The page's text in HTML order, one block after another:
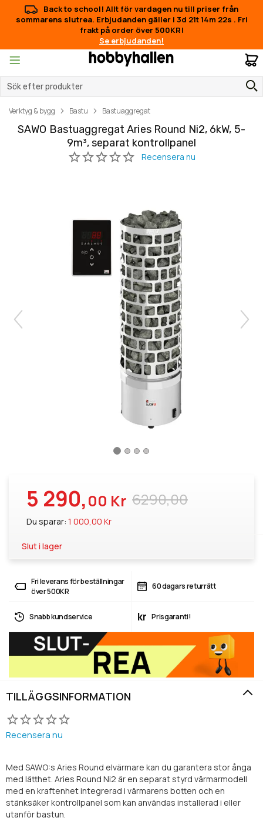
Back to school! Allt för vardagen nu till priser från
sommarens slutrea. Erbjudanden gäller i3d 21t 14m 21s.Fri frakt
på order över 500KR!
Se erbjudanden!
Verktyg & bygg Bastu Bastuaggregat
SAWO Bastuaggregat Aries Round Ni2, 6kW, 5-
9m³, separat kontrollpanel
6290,00
5 290,00 Kr
Du sparar: 1 000,00 Kr
Slut i lager
Fri leverans för beställningar
över 500KR
60 dagars returrätt
Snabb kundservice kr Prisgaranti!
TILLÄGGSINFORMATION
Recensera nu
Med SAWO:s Aries Round elvärmare kan du garantera stor ånga
med lätthet. Aries Round Ni2 är en separat styrd värmarmodell
med en kraftenhet integrerad i värmarens botten och en
stänksäker kontrollpanel som kan användas installerad i eller
utanför bastun.